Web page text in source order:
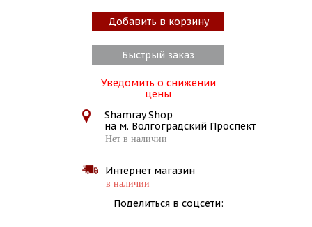
Добавить в корзину
Быстрый заказ
Уведомить о снижении
цены
Shamray Shop
на м. Волгоградский Проспект
Нет в наличии
Интернет магазин
в наличии
Поделиться в соцсети: